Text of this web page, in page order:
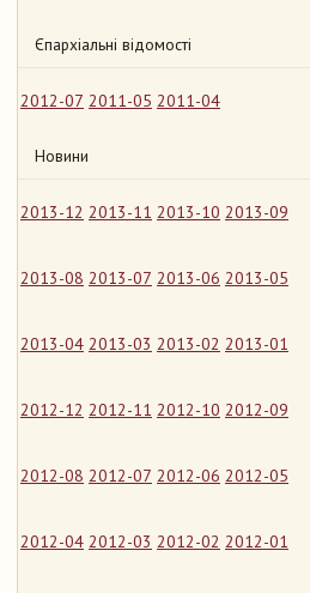
Єпархіальні відомості
2012-07 2011-05 2011-04
Новини
2013-12 2013-11 2013-10 2013-09
2013-08 2013-07 2013-06 2013-05
2013-04 2013-03 2013-02 2013-01
2012-12 2012-11 2012-10 2012-09
2012-08 2012-07 2012-06 2012-05
2012-04 2012-03 2012-02 2012-01